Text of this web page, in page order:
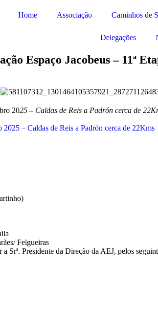
Home Associação Caminhos de
Delegações
Espaço Jacobeus – 11ª
2025 – Caldas de Reis a Padrón cerca de
2025 – Caldas de Reis a Padrón cerca de 22Kms
Felgueiras
Srª. Presidente da Direção da AEJ, pelos